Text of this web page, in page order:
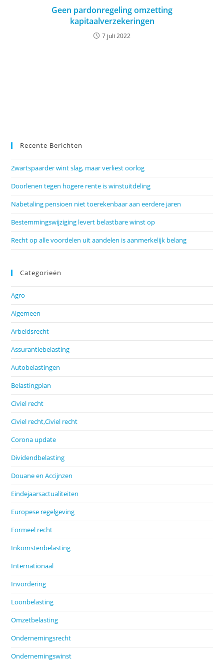
Geen pardonregeling omzetting
kapitaalverzekeringen
7 juli 2022
Recente Berichten
Zwartspaarder wint slag, maar verliest oorlog
Doorlenen tegen hogere rente is winstuitdeling
Nabetaling pensioen niet toerekenbaar aan eerdere jaren
Bestemmingswijziging levert belastbare winst op
Recht op alle voordelen uit aandelen is aanmerkelijk belang
Categorieën
Agro
Algemeen
Arbeidsrecht
Assurantiebelasting
Autobelastingen
Belastingplan
Civiel recht
Civiel recht,Civiel recht
Corona update
Dividendbelasting
Douane en Accijnzen
Eindejaarsactualiteiten
Europese regelgeving
Formeel recht
Inkomstenbelasting
Internationaal
Invordering
Loonbelasting
Omzetbelasting
Ondernemingsrecht
Ondernemingswinst